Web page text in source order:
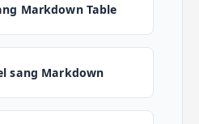
Markdown Table
sang Markdown